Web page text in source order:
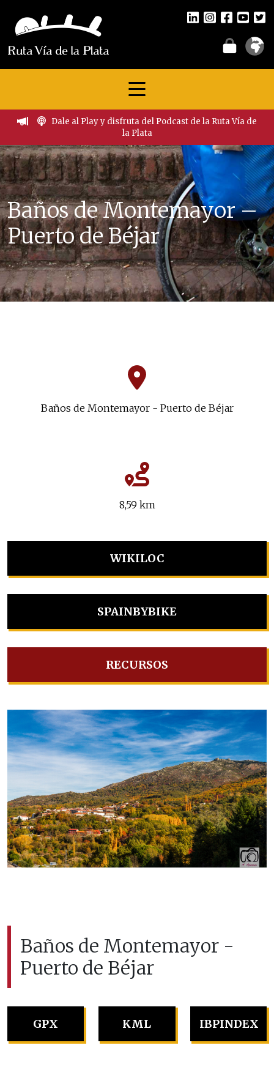
Dale al Play y disfruta del Podcast de la Ruta Vía de
la Plata
Baños de Montemayor –
Puerto de Béjar
Baños de Montemayor - Puerto de Béjar
8,59 km
WIKILOC
SPAINBYBIKE
RECURSOS
Baños de Montemayor -
Puerto de Béjar
GPX KML IBPINDEX